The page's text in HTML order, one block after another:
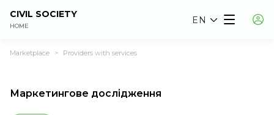
CIVIL SOCIETY
HOME
EN
Marketplace > Providers with services
Маркетингове дослідження